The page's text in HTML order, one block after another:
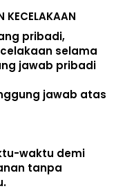
KECELAKAAN
pribadi,
selama
jawab pribadi
jawab atas
waktu demi
tanpa